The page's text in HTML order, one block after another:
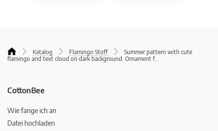
Katalog Flamingo Stoff
Summer pattern with cute
flamingo and text cloud on dark background. Ornament f...
CottonBee
Wie fange ich an
Datei hochladen